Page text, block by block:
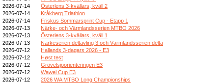
2026-07-14
Österlens 3-kvällars, kväll 2
2026-07-14
Kråkberg Triathlon
2026-07-14
Friskus Sommarsprint Cup - Etapp 1
2026-07-13
Närke- och Värmlandsserien MTBO 2026
2026-07-13
Österlens 3-kvällars, kväll 1
2026-07-13
Närkeserien deltävling 3 och Värmlandsserien deltä
2026-07-12
Hallands 3-dagars 2026 - E3
2026-07-12
Høst test
2026-07-12
Grövelsjöorienteringen E3
2026-07-12
Wawel Cup E3
2026-07-12
2026 WA MTBO Long Championships